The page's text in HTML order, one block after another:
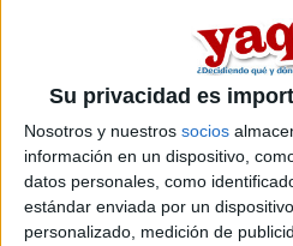
Su privacidad es
Nosotros y nuestros socios
información en un dispositivo,
datos personales, como
estándar enviada por un
personalizado, medición de
por favor hablenme de esta
estudiar ingenieria en
su plan de estudios, por favor es
me.
Inicio